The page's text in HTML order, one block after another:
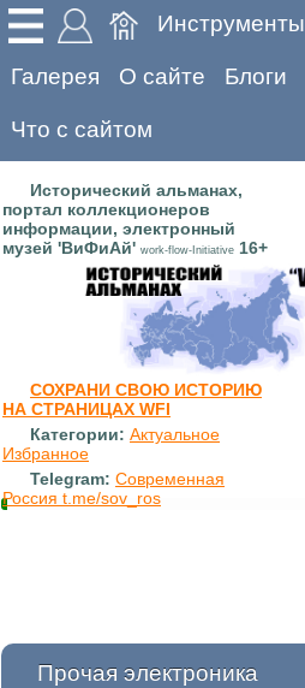
Инструменты
Галерея О сайте Блоги
Что с сайтом
Исторический альманах,
портал коллекционеров
информации, электронный
музей 'ВиФиАй' work-flow-Initiative 16+
СОХРАНИ СВОЮ ИСТОРИЮ
НА СТРАНИЦАХ WFI
Категории: Актуальное
Избранное
Telegram: Современная
Россия t.me/sov_ros
Прочая электроника